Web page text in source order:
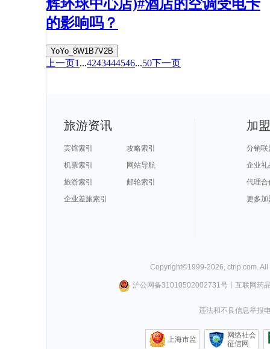
辉环球中心店)#酒店的空调受电卡
的影响吗？
YoYo_8W1B7V2B
上一页1 ...4243444546...50下一页
旅游资讯
宾馆索引
攻略索引
机票索引
网站导航
旅游索引
邮轮索引
企业差旅索引
加
分销联
企业礼
代理合
更多加
Copyright©1999-2026, ctrip.com.
沪公网备31010502002731号丨 互联网药
违法和不良信息举报
上海市监
网络社会
征信网